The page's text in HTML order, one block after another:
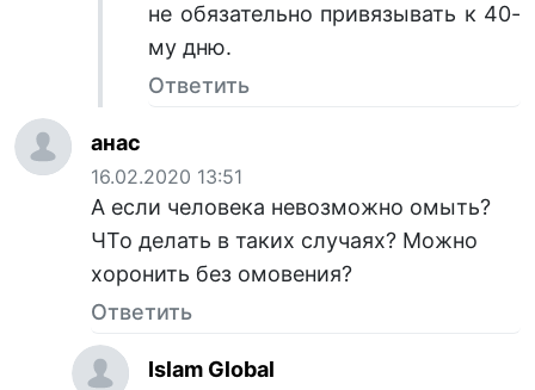
не обязательно привязывать к 40-
му дню.
Ответить
анас
16.02.2020 13:51
А если человека невозможно омыть?
ЧТо делать в таких случаях? Можно
хоронить без омовения?
Ответить
Islam Global